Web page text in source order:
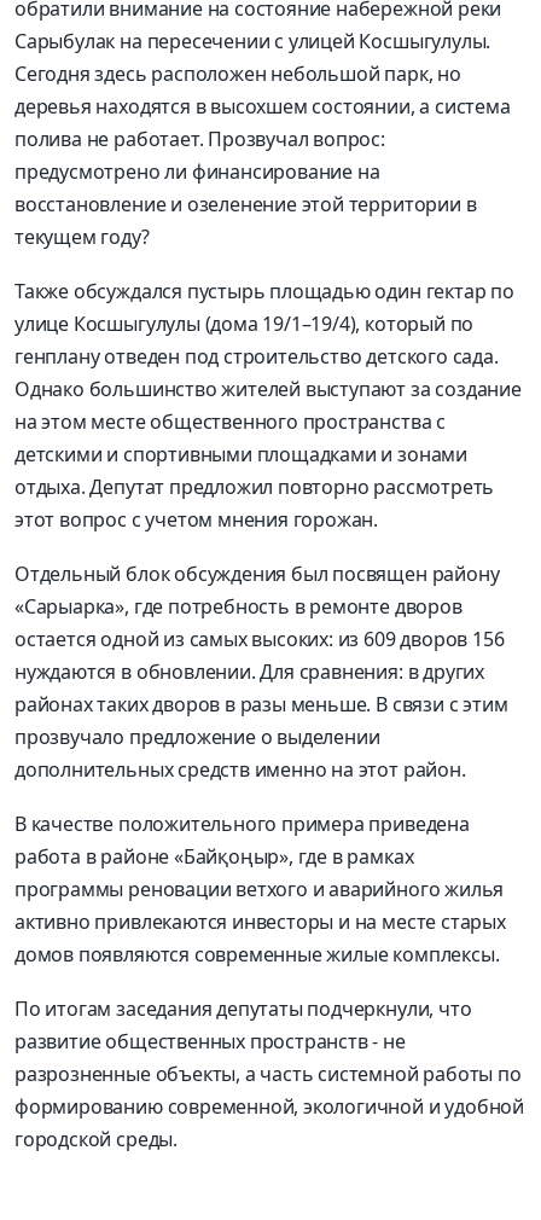
обратили внимание на состояние набережной реки
Сарыбулак на пересечении с улицей Косшыгулулы.
Сегодня здесь расположен небольшой парк, но
деревья находятся в высохшем состоянии, а система
полива не работает. Прозвучал вопрос:
предусмотрено ли финансирование на
восстановление и озеленение этой территории в
текущем году?
Также обсуждался пустырь площадью один гектар по
улице Косшыгулулы (дома 19/1–19/4), который по
генплану отведен под строительство детского сада.
Однако большинство жителей выступают за создание
на этом месте общественного пространства с
детскими и спортивными площадками и зонами
отдыха. Депутат предложил повторно рассмотреть
этот вопрос с учетом мнения горожан.
Отдельный блок обсуждения был посвящен району
«Сарыарка», где потребность в ремонте дворов
остается одной из самых высоких: из 609 дворов 156
нуждаются в обновлении. Для сравнения: в других
районах таких дворов в разы меньше. В связи с этим
прозвучало предложение о выделении
дополнительных средств именно на этот район.
В качестве положительного примера приведена
работа в районе «Байқоңыр», где в рамках
программы реновации ветхого и аварийного жилья
активно привлекаются инвесторы и на месте старых
домов появляются современные жилые комплексы.
По итогам заседания депутаты подчеркнули, что
развитие общественных пространств - не
разрозненные объекты, а часть системной работы по
формированию современной, экологичной и удобной
городской среды.